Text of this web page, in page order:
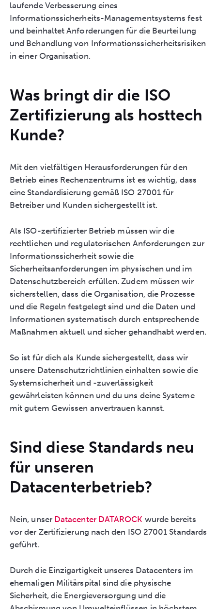
laufende Verbesserung eines
Informationssicherheits-Managementsystems fest
und beinhaltet Anforderungen für die Beurteilung
und Behandlung von Informationssicherheitsrisiken
in einer Organisation.
Was bringt dir die ISO
Zertifizierung als hosttech
Kunde?
Mit den vielfältigen Herausforderungen für den
Betrieb eines Rechenzentrums ist es wichtig, dass
eine Standardisierung gemäß ISO 27001 für
Betreiber und Kunden sichergestellt ist.
Als ISO-zertifizierter Betrieb müssen wir die
rechtlichen und regulatorischen Anforderungen zur
Informationssicherheit sowie die
Sicherheitsanforderungen im physischen und im
Datenschutzbereich erfüllen. Zudem müssen wir
sicherstellen, dass die Organisation, die Prozesse
und die Regeln festgelegt sind und die Daten und
Informationen systematisch durch entsprechende
Maßnahmen aktuell und sicher gehandhabt werden.
So ist für dich als Kunde sichergestellt, dass wir
unsere Datenschutzrichtlinien einhalten sowie die
Systemsicherheit und -zuverlässigkeit
gewährleisten können und du uns deine Systeme
mit gutem Gewissen anvertrauen kannst.
Sind diese Standards neu
für unseren
Datacenterbetrieb?
Nein, unser Datacenter DATAROCK wurde bereits
vor der Zertifizierung nach den ISO 27001 Standards
geführt.
Durch die Einzigartigkeit unseres Datacenters im
ehemaligen Militärspital sind die physische
Sicherheit, die Energieversorgung und die